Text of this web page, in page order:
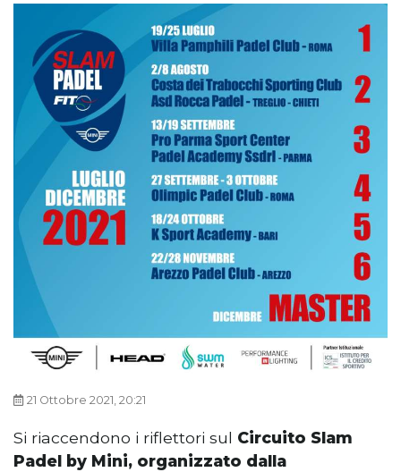
21 Ottobre 2021, 20:21
Si riaccendono i riflettori sul Circuito Slam
Padel by Mini, organizzato dalla